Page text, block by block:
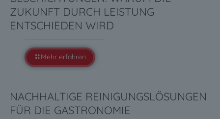
ZUKUNFT DURCH LEISTUNG
ENTSCHIEDEN WIRD
Mehr erfahren
NACHHALTIGE REINIGUNGSLÖSUNGEN
FÜR DIE GASTRONOMIE